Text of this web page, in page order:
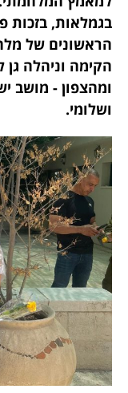
בגמלאות, בזכות
הראשונים של
הקימה וניהלה
ומהצפון - מושב
ושלומי.